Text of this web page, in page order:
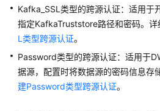
和
表
据
导
入
Kafka_SSL类型的跨源认证：适用于
指定KafkaTruststore路径和密码。详
L类型跨源认证。
Password类型的跨源认证：适用于
据源，配置时将数据源的密码信息存
建Password类型跨源认证。